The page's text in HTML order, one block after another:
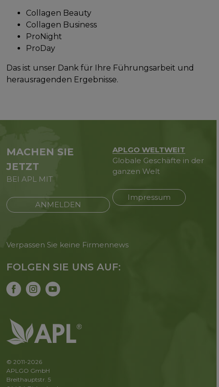
Collagen Beauty
Collagen Business
ProNight
ProDay
Das ist unser Dank für Ihre Führungsarbeit und
herausragenden Ergebnisse.
MACHEN SIE
JETZT
BEI APL MIT
ANMELDEN
APLGO WELTWEIT
Globale Geschäfte in der
ganzen Welt
Impressum
Verpassen Sie keine Firmennews
FOLGEN SIE UNS AUF:
© 2011-2026
APLGO GmbH
Breithauptstr. 5